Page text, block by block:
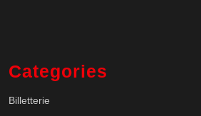
Categories
Billetterie